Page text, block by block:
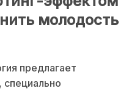
молодость
предлагает